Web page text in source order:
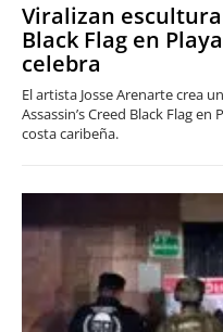
Viralizan escultura
Black Flag en
celebra
El artista Josse Arenarte crea
Assassin’s Creed Black Flag
costa caribeña.